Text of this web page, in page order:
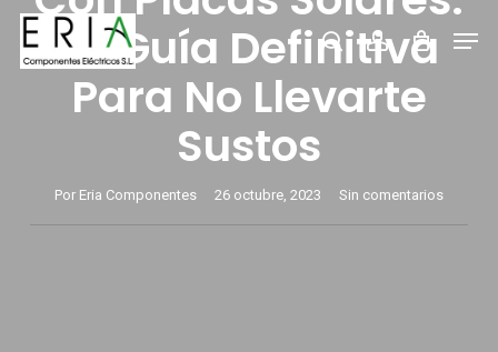
Saltar
contenido
buscaraccount
La Guía Definitiva
Para No Llevarte
Sustos
Por Eria Componentes 26 octubre, 2023 Sin comentarios